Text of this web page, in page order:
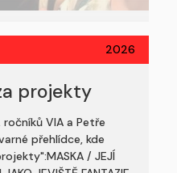
2026
projekty
VIA a Petře
přehlídce, kde
/ JEJÍ